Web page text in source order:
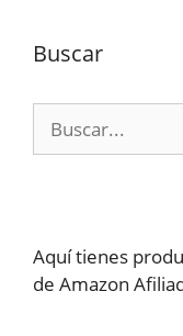
Buscar
Aquí tienes
de Amazon